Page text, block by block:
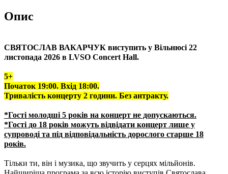
Опис
СВЯТОСЛАВ ВАКАРЧУК виступить у Вільнюсі 22
листопада 2026 в LVSO Concert Hall.
5+
Початок 19:00. Вхід 18:00.
Тривалість концерту 2 години. Без антракту.
*Гості молодші 5 років на концерт не допускаються.
*Гості до 18 років можуть відвідати концерт лише у
супроводі та під відповідальність дорослого старше 18
років.
Тільки ти, він і музика, що звучить у серцях мільйонів.